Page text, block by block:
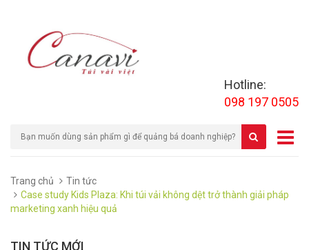
Hotline:
098 197 0505
Trang chủ
Tin tức
Case study Kids Plaza: Khi túi vải không dệt trở thành giải pháp
marketing xanh hiệu quả
TIN TỨC MỚI